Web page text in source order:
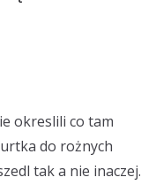
okreslili co tam
do rożnych
tak a nie inaczej.